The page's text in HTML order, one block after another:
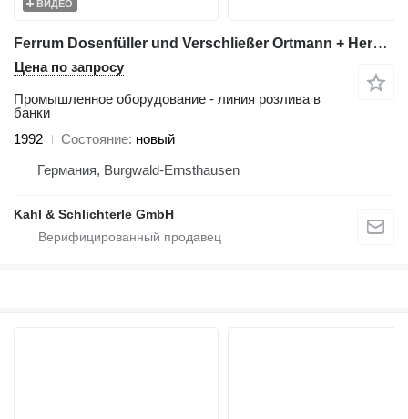
ВИДЕО
Ferrum Dosenfüller und Verschließer Ortmann + Herbst Hansacan 30 / 5
Цена по запросу
Промышленное оборудование - линия розлива в
банки
1992
Состояние новый
Германия, Burgwald-Ernsthausen
Kahl & Schlichterle GmbH